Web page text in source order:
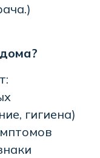
гигиена)